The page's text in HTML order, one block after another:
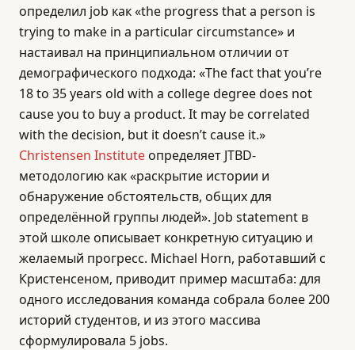
определил job как «the progress that a person is
trying to make in a particular circumstance» и
настаивал на принципиальном отличии от
демографического подхода: «The fact that you’re
18 to 35 years old with a college degree does not
cause you to buy a product. It may be correlated
with the decision, but it doesn’t cause it.»
Christensen Instituteопределяет JTBD-
методологию как «раскрытие истории и
обнаружение обстоятельств, общих для
определённой группы людей». Job statement в
этой школе описывает конкретную ситуацию и
желаемый прогресс. Michael Horn, работавший с
Кристенсеном, приводит пример масштаба: для
одного исследования команда собрала более 200
историй студентов, и из этого массива
сформулировала 5 jobs.